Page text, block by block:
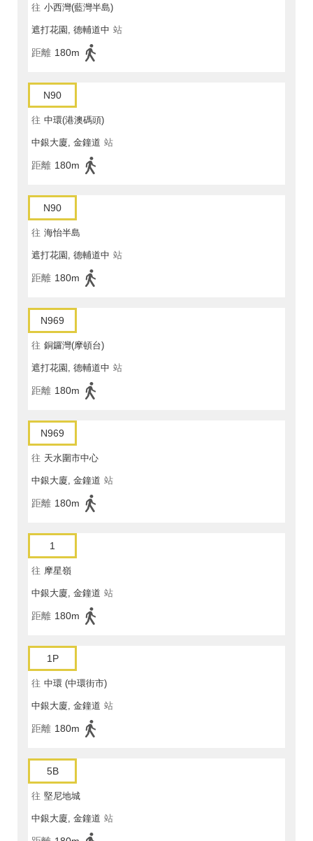
往 小西灣(藍灣半島)
遮打花園, 德輔道中 站
距離 180m
N90
往 中環(港澳碼頭)
中銀大廈, 金鐘道 站
距離 180m
N90
往 海怡半島
遮打花園, 德輔道中 站
距離 180m
N969
往 銅鑼灣(摩頓台)
遮打花園, 德輔道中 站
距離 180m
N969
往 天水圍市中心
中銀大廈, 金鐘道 站
距離 180m
1
往 摩星嶺
中銀大廈, 金鐘道 站
距離 180m
1P
往 中環 (中環街市)
中銀大廈, 金鐘道 站
距離 180m
5B
往 堅尼地城
中銀大廈, 金鐘道 站